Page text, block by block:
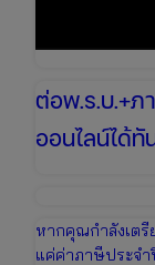
ต่อพ.ร.บ.+ภ
ออนไลน์ได้ทั
หากคุณกำลังเตรี
แค่ค่าภาษีประจ